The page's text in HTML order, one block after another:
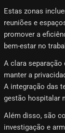
Estas zonas
reuniões e
promover a
bem-estar no
A clara separação
manter a
A integração das
gestão hospitalar
Além disso, são
investigação e